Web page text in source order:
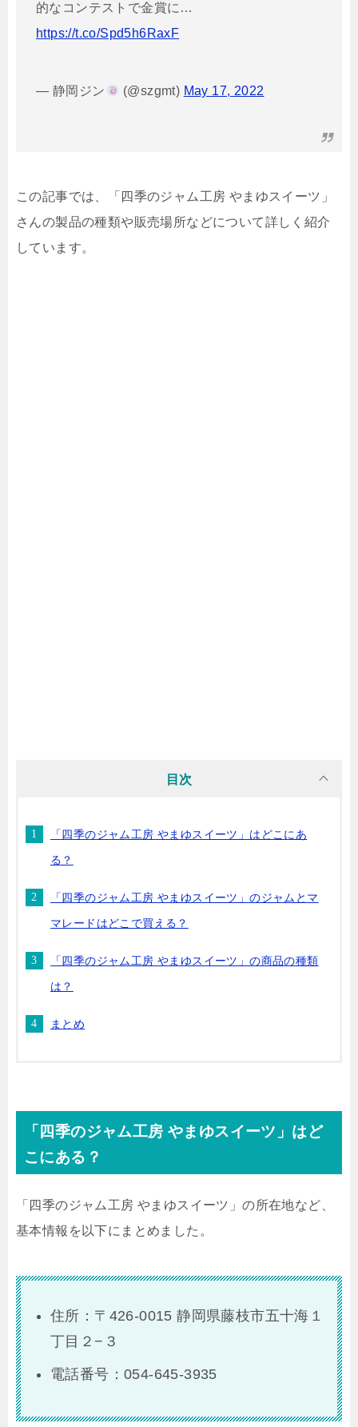
的なコンテストで金賞に…
https://t.co/Spd5h6RaxF
— 静岡ジン (@szgmt) May 17, 2022
この記事では、「四季のジャム工房 やまゆスイーツ」
さんの製品の種類や販売場所などについて詳しく紹介
しています。
目次
「四季のジャム工房 やまゆスイーツ」はどこにあ
る？
「四季のジャム工房 やまゆスイーツ」のジャムとマ
マレードはどこで買える？
「四季のジャム工房 やまゆスイーツ」の商品の種類
は？
まとめ
「四季のジャム工房 やまゆスイーツ」はど
こにある？
「四季のジャム工房 やまゆスイーツ」の所在地など、
基本情報を以下にまとめました。
住所：〒426-0015 静岡県藤枝市五十海１
丁目２−３
電話番号：054-645-3935